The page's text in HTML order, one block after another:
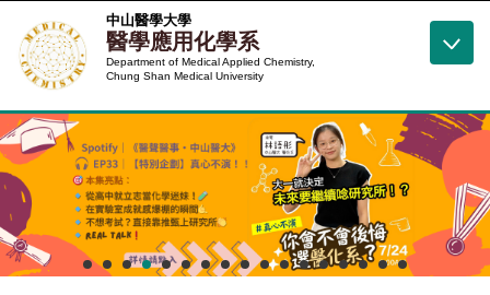
到
主
內
容
區
中山醫學大學
醫學應用化學系
Department of Medical Applied Chemistry,
Chung Shan Medical University